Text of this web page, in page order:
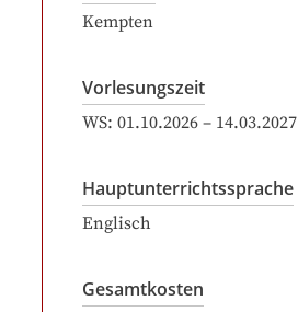
Kempten
Vorlesungszeit
WS: 01.10.2026 – 14.03.2027
Hauptunterrichtssprache
Englisch
Gesamtkosten